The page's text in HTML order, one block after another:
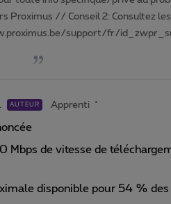
Proximus // Conseil 2: Consultez les
support/fr/
AUTEUR Apprenti
Mbps de vitesse de
disponible pour 54 %